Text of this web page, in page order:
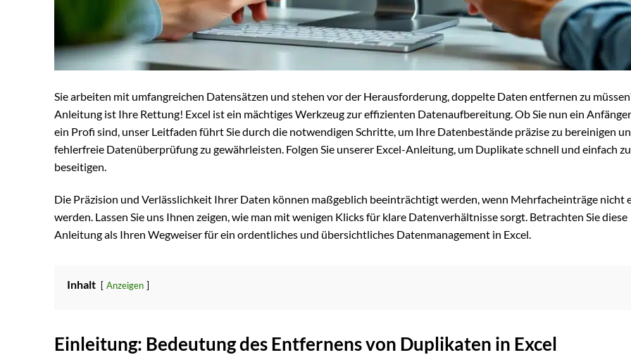
Sie arbeiten mit umfangreichen Datensätzen und stehen vor der Herausforderung, doppelte Daten entfernen zu
Anleitung ist Ihre Rettung! Excel ist ein mächtiges Werkzeug zur effizienten Datenaufbereitung. Ob Sie nun ein
ein Profi sind, unser Leitfaden führt Sie durch die notwendigen Schritte, um Ihre Datenbestände präzise zu bereinigen
fehlerfreie Datenüberprüfung zu gewährleisten. Folgen Sie unserer Excel-Anleitung, um Duplikate schnell und einfach zu
beseitigen.
Die Präzision und Verlässlichkeit Ihrer Daten können maßgeblich beeinträchtigt werden, wenn Mehrfacheinträge nicht
werden. Lassen Sie uns Ihnen zeigen, wie man mit wenigen Klicks für klare Datenverhältnisse sorgt. Betrachten Sie diese
Anleitung als Ihren Wegweiser für ein ordentliches und übersichtliches Datenmanagement in Excel.
Inhalt Anzeigen
Einleitung: Bedeutung des Entfernens von Duplikaten in Excel